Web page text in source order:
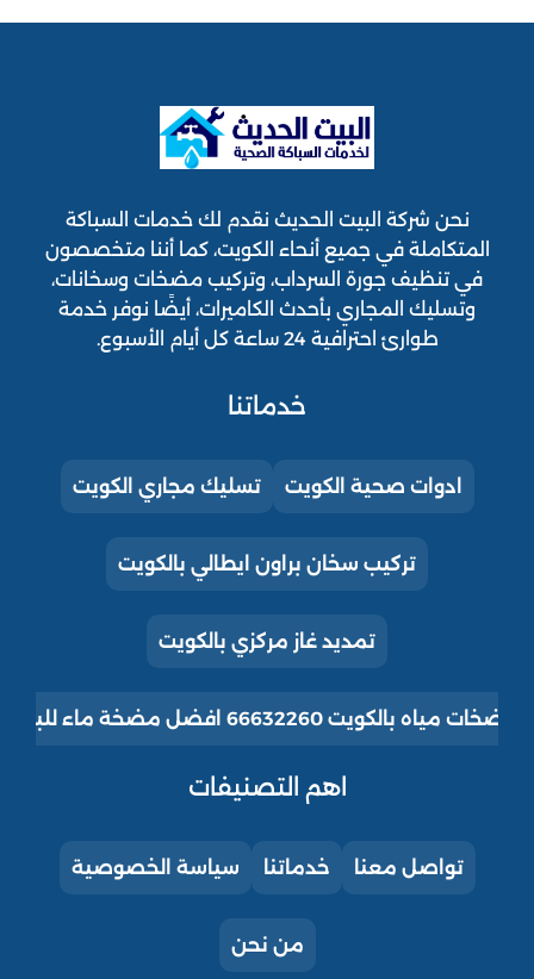
نحن شركة البيت الحديث نقدم لك خدمات السباكة
المتكاملة في جميع أنحاء الكويت، كما أننا متخصصون
في تنظيف جورة السرداب، وتركيب مضخات وسخانات،
وتسليك المجاري بأحدث الكاميرات، أيضًا نوفر خدمة
طوارئ احترافية 24 ساعة كل أيام الأسبوع.
خدماتنا
ادوات صحية الكويت تسليك مجاري الكويت
تركيب سخان براون ايطالي بالكويت
تمديد غاز مركزي بالكويت
مياه بالكويت 66632260 افضل مضخة ماء للبيت للبيع
اهم التصنيفات
تواصل معنا خدماتنا سياسة الخصوصية
من نحن